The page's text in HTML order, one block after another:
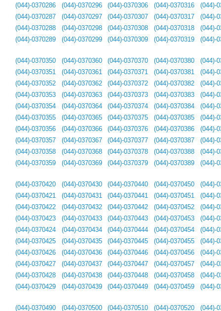
(044)-0370286
(044)-0370287
(044)-0370288
(044)-0370289
(044)-0370296
(044)-0370297
(044)-0370298
(044)-0370299
(044)-0370306
(044)-0370307
(044)-0370308
(044)-0370309
(044)-0370316
(044)-0370317
(044)-0370318
(044)-0370319
(044)-
(044)-
(044)-
(044)-
(044)-0370350
(044)-0370351
(044)-0370352
(044)-0370353
(044)-0370354
(044)-0370355
(044)-0370356
(044)-0370357
(044)-0370358
(044)-0370359
(044)-0370360
(044)-0370361
(044)-0370362
(044)-0370363
(044)-0370364
(044)-0370365
(044)-0370366
(044)-0370367
(044)-0370368
(044)-0370369
(044)-0370370
(044)-0370371
(044)-0370372
(044)-0370373
(044)-0370374
(044)-0370375
(044)-0370376
(044)-0370377
(044)-0370378
(044)-0370379
(044)-0370380
(044)-0370381
(044)-0370382
(044)-0370383
(044)-0370384
(044)-0370385
(044)-0370386
(044)-0370387
(044)-0370388
(044)-0370389
(044)-
(044)-
(044)-
(044)-
(044)-
(044)-
(044)-
(044)-
(044)-
(044)-
(044)-0370420
(044)-0370421
(044)-0370422
(044)-0370423
(044)-0370424
(044)-0370425
(044)-0370426
(044)-0370427
(044)-0370428
(044)-0370429
(044)-0370430
(044)-0370431
(044)-0370432
(044)-0370433
(044)-0370434
(044)-0370435
(044)-0370436
(044)-0370437
(044)-0370438
(044)-0370439
(044)-0370440
(044)-0370441
(044)-0370442
(044)-0370443
(044)-0370444
(044)-0370445
(044)-0370446
(044)-0370447
(044)-0370448
(044)-0370449
(044)-0370450
(044)-0370451
(044)-0370452
(044)-0370453
(044)-0370454
(044)-0370455
(044)-0370456
(044)-0370457
(044)-0370458
(044)-0370459
(044)-
(044)-
(044)-
(044)-
(044)-
(044)-
(044)-
(044)-
(044)-
(044)-
(044)-0370490 (044)-0370500 (044)-0370510 (044)-0370520 (044)-